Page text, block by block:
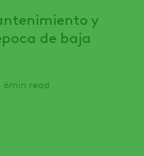
y
de baja
6min read